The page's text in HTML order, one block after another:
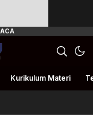
Kurikulum Materi